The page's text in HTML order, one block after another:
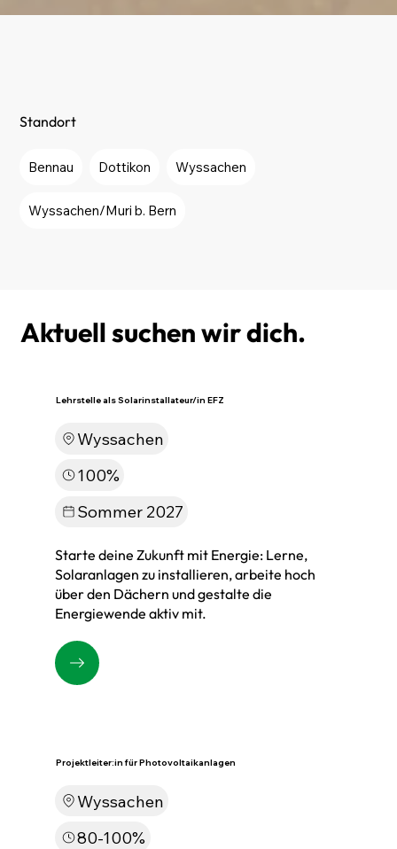
Standort
Bennau Dottikon Wyssachen
Wyssachen/Muri b. Bern
Aktuell suchen wir dich.
Lehrstelle als Solarinstallateur/in EFZ
Wyssachen
100%
Sommer 2027
Starte deine Zukunft mit Energie: Lerne,
Solaranlagen zu installieren, arbeite hoch
über den Dächern und gestalte die
Energiewende aktiv mit.
Projektleiter:in für Photovoltaikanlagen
Wyssachen
80-100%